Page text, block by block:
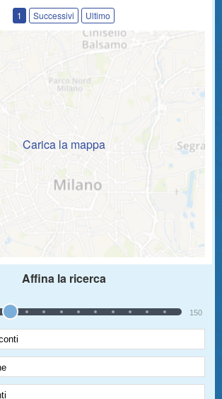
1 Successivi Ultimo
Carica la mappa
Affina la ricerca
150